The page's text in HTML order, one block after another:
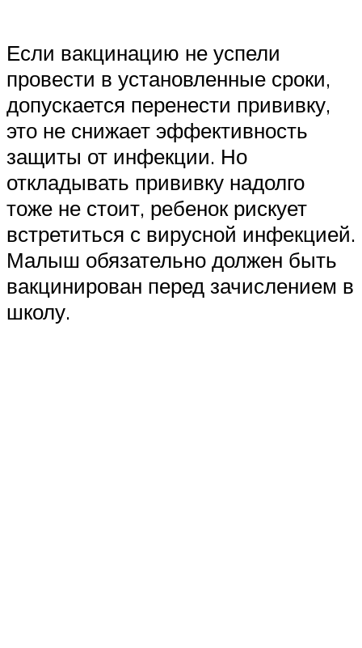
Если вакцинацию не успели
провести в установленные сроки,
допускается перенести прививку,
это не снижает эффективность
защиты от инфекции. Но
откладывать прививку надолго
тоже не стоит, ребенок рискует
встретиться с вирусной инфекцией.
Малыш обязательно должен быть
вакцинирован перед зачислением в
школу.